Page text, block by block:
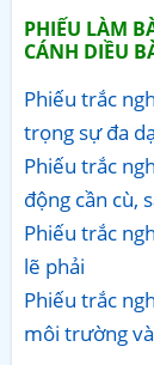
PHIẾU LÀM
CÁNH DIỀU
Phiếu trắc
trọng sự đa
Phiếu trắc
động cần cù,
Phiếu trắc
lẽ phải
Phiếu trắc
môi trường